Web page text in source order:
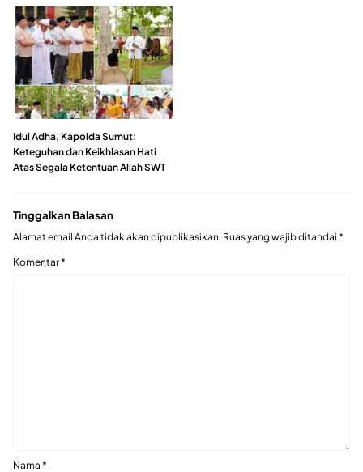
Idul Adha, Kapolda Sumut:
Keteguhan dan Keikhlasan Hati
Atas Segala Ketentuan Allah SWT
Tinggalkan Balasan
Alamat email Anda tidak akan dipublikasikan. Ruas yang wajib ditandai *
Komentar*
Nama *